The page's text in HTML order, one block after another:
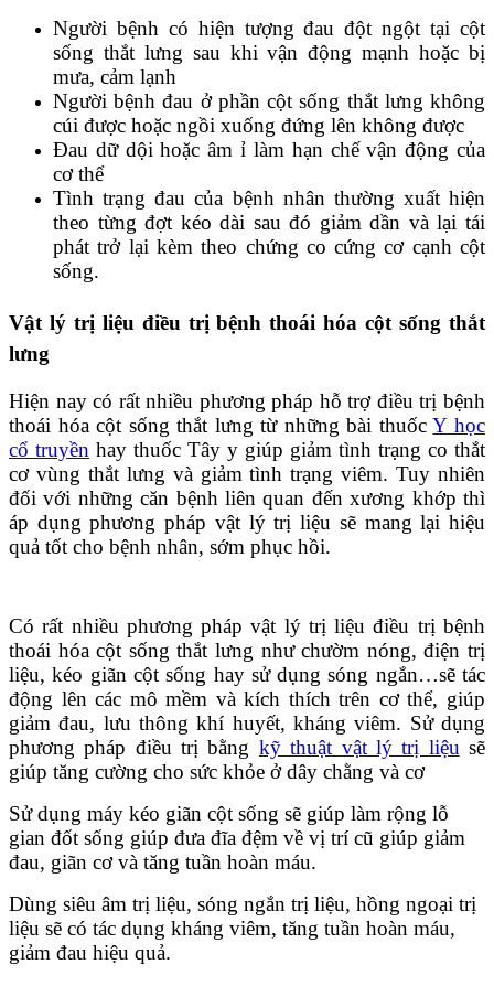
Người bệnh có hiện tượng đau đột ngột tại cột
sống thắt lưng sau khi vận động mạnh hoặc bị
mưa, cảm lạnh
Người bệnh đau ở phần cột sống thắt lưng không
cúi được hoặc ngồi xuống đứng lên không được
Đau dữ dội hoặc âm ỉ làm hạn chế vận động của
cơ thể
Tình trạng đau của bệnh nhân thường xuất hiện
theo từng đợt kéo dài sau đó giảm dần và lại tái
phát trở lại kèm theo chứng co cứng cơ cạnh cột
sống.
Vật lý trị liệu điều trị bệnh thoái hóa cột sống thắt
lưng
Hiện nay có rất nhiều phương pháp hỗ trợ điều trị bệnh
thoái hóa cột sống thắt lưng từ những bài thuốcY học
cổ truyền hay thuốc Tây y giúp giảm tình trạng co thắt
cơ vùng thắt lưng và giảm tình trạng viêm. Tuy nhiên
đối với những căn bệnh liên quan đến xương khớp thì
áp dụng phương pháp vật lý trị liệu sẽ mang lại hiệu
quả tốt cho bệnh nhân, sớm phục hồi.
Có rất nhiều phương pháp vật lý trị liệu điều trị bệnh
thoái hóa cột sống thắt lưng như chườm nóng, điện trị
liệu, kéo giãn cột sống hay sử dụng sóng ngắn…sẽ tác
động lên các mô mềm và kích thích trên cơ thể, giúp
giảm đau, lưu thông khí huyết, kháng viêm. Sử dụng
phương pháp điều trị bằng kỹ thuật vật lý trị liệu sẽ
giúp tăng cường cho sức khỏe ở dây chằng và cơ
Sử dụng máy kéo giãn cột sống sẽ giúp làm rộng lỗ
gian đốt sống giúp đưa đĩa đệm về vị trí cũ giúp giảm
đau, giãn cơ và tăng tuần hoàn máu.
Dùng siêu âm trị liệu, sóng ngắn trị liệu, hồng ngoại trị
liệu sẽ có tác dụng kháng viêm, tăng tuần hoàn máu,
giảm đau hiệu quả.